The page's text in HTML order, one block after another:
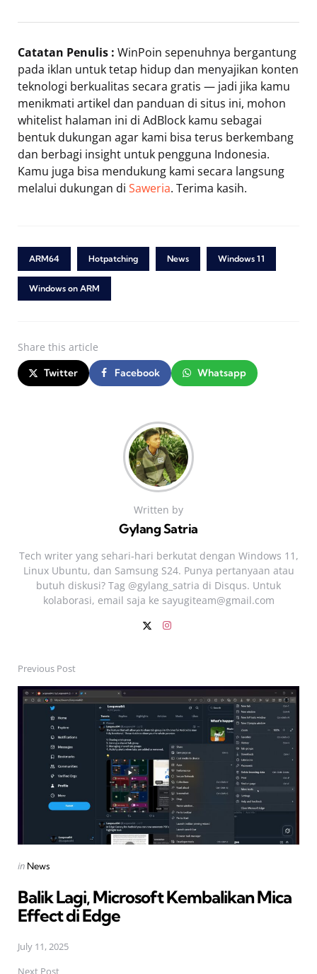
Catatan Penulis : WinPoin sepenuhnya bergantung
pada iklan untuk tetap hidup dan menyajikan konten
teknologi berkualitas secara gratis — jadi jika kamu
menikmati artikel dan panduan di situs ini, mohon
whitelist halaman ini di AdBlock kamu sebagai
bentuk dukungan agar kami bisa terus berkembang
dan berbagi insight untuk pengguna Indonesia.
Kamu juga bisa mendukung kami secara langsung
melalui dukungan di Saweria. Terima kasih.
ARM64 Hotpatching News Windows 11
Windows on ARM
Share this article
Twitter Facebook Whatsapp
Written by
Gylang Satria
Tech writer yang sehari‑hari berkutat dengan Windows 11,
Linux Ubuntu, dan Samsung S24. Punya pertanyaan atau
butuh diskusi? Tag @gylang_satria di Disqus. Untuk
kolaborasi, email saja ke sayugiteam@gmail.com
Post
navigation
Previous Post
Posted
in News
Balik Lagi, Microsoft Kembalikan Mica
Effect di Edge
July 11, 2025
Next Post